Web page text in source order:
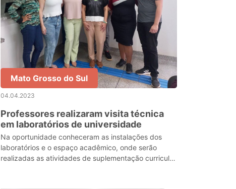
Mato Grosso do Sul
04.04.2023
Professores realizaram visita técnica
em laboratórios de universidade
Na oportunidade conheceram as instalações dos
laboratórios e o espaço acadêmico, onde serão
realizadas as atividades de suplementação curricular